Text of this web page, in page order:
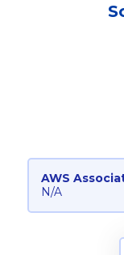
AWS
N/A